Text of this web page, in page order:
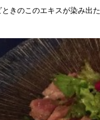
ときのこのエキスが染み出